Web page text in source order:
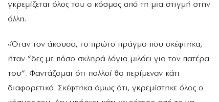
γκρεμίζεται όλος του ο κόσμος από τη μια στιγμή στην
άλλη.
«Όταν τον άκουσα, το πρώτο πράγμα που σκέφτηκα,
ήταν “δες με πόσο σκληρά λόγια μιλάει για τον πατέρα
του”. Φαντάζομαι ότι πολλοί θα περίμεναν κάτι
διαφορετικό. Σκέφτηκα όμως ότι, γκρεμίστηκε όλος ο